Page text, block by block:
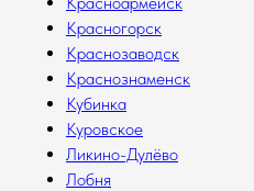
Красногорск
Краснозаводск
Краснознаменск
Кубинка
Куровское
Ликино-Дулёво
Лобня